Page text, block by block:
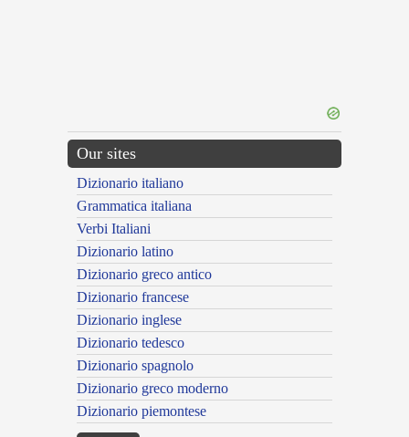
Our sites
Dizionario italiano
Grammatica italiana
Verbi Italiani
Dizionario latino
Dizionario greco antico
Dizionario francese
Dizionario inglese
Dizionario tedesco
Dizionario spagnolo
Dizionario greco moderno
Dizionario piemontese